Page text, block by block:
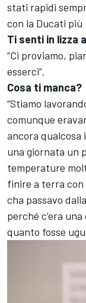
stati rapidi
con la Ducati più
Ti senti in lizza
“Ci proviamo,
esserci”.
Cosa ti manca?
“Stiamo
comunque
ancora qualcosa
una giornata un
temperature
finire a terra con
cha passavo
perché c’era
quanto fosse